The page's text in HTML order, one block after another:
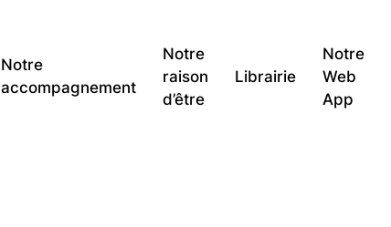
Notre
accompagnement
Notre
raison
d’être
Librairie
Notre
Web
App